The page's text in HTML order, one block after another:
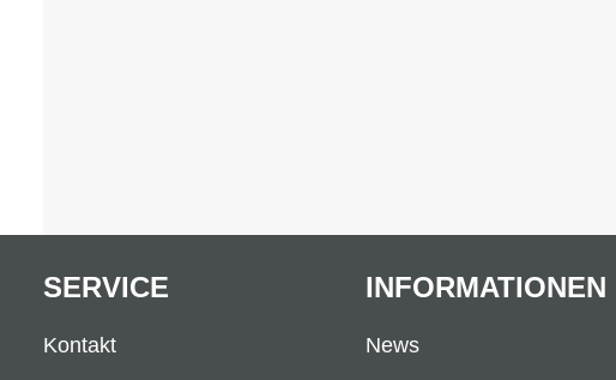
SERVICE
Kontakt
INFORMATIONEN
News